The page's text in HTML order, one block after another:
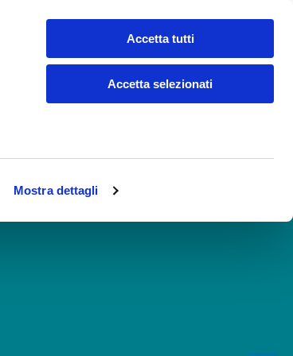
Mostra dettagli
Accetta tutti
Accetta selezionati